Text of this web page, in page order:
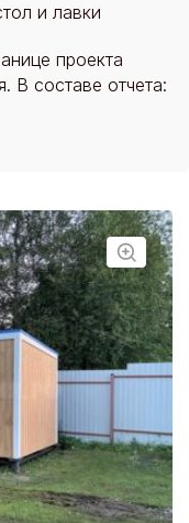
и лавки
проекта
В составе отчета: